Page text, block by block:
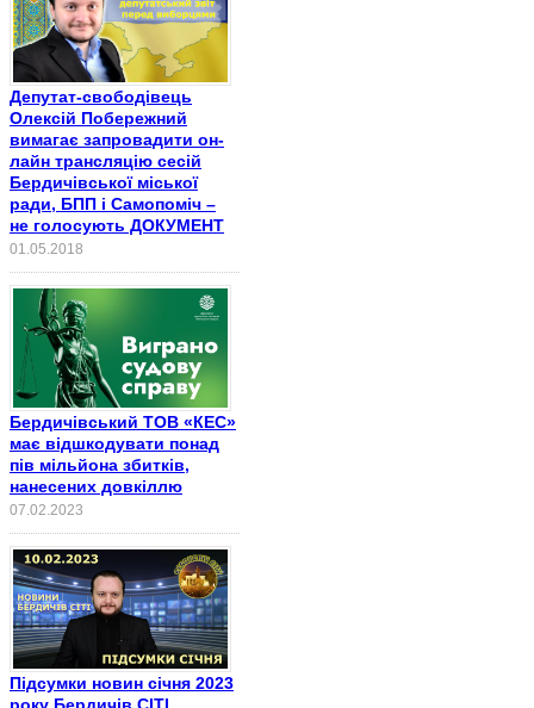
Депутат-свободівець
Олексій Побережний
вимагає запровадити он-
лайн трансляцію сесій
Бердичівської міської
ради, БПП і Самопоміч –
не голосують ДОКУМЕНТ
01.05.2018
Бердичівський ТОВ «КЕС»
має відшкодувати понад
пів мільйона збитків,
нанесених довкіллю
07.02.2023
Підсумки новин січня 2023
року Бердичів СІТІ